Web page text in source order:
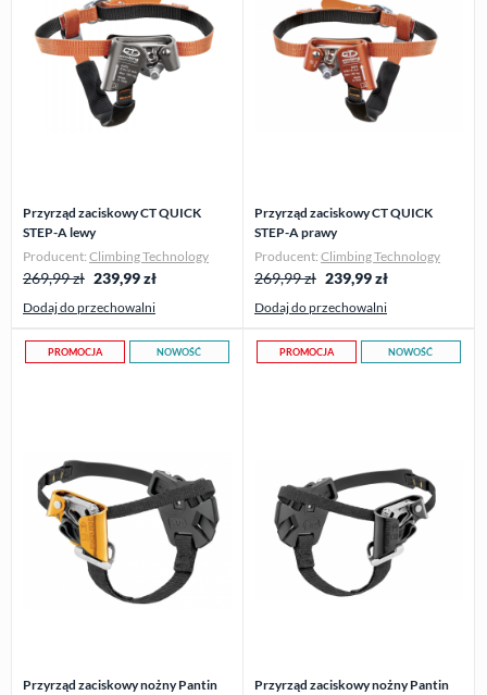
Przyrząd zaciskowy CT QUICK
STEP-A lewy
Producent: Climbing Technology
269,99 zł 239,99zł
Dodaj do przechowalni
Przyrząd zaciskowy CT QUICK
STEP-A prawy
Producent: Climbing Technology
269,99 zł 239,99zł
Dodaj do przechowalni
PROMOCJA NOWOŚĆ
Przyrząd zaciskowy nożny Pantin
PROMOCJA NOWOŚĆ
Przyrząd zaciskowy nożny Pantin